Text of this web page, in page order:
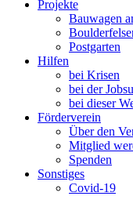
Projekte
Bauwagen
Postgarten
Hilfen
bei Krisen
bei der
bei dieser
Förderverein
Über den
Mitglied
Spenden
Sonstiges
Covid-19